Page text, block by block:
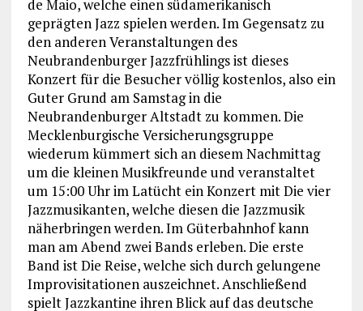
de Maio, welche einen südamerikanisch
geprägten Jazz spielen werden. Im Gegensatz zu
den anderen Veranstaltungen des
Neubrandenburger Jazzfrühlings ist dieses
Konzert für die Besucher völlig kostenlos, also ein
Guter Grund am Samstag in die
Neubrandenburger Altstadt zu kommen. Die
Mecklenburgische Versicherungsgruppe
wiederum kümmert sich an diesem Nachmittag
um die kleinen Musikfreunde und veranstaltet
um 15:00 Uhr im Latücht ein Konzert mit Die vier
Jazzmusikanten, welche diesen die Jazzmusik
näherbringen werden. Im Güterbahnhof kann
man am Abend zwei Bands erleben. Die erste
Band ist Die Reise, welche sich durch gelungene
Improvisitationen auszeichnet. Anschließend
spielt Jazzkantine ihren Blick auf das deutsche